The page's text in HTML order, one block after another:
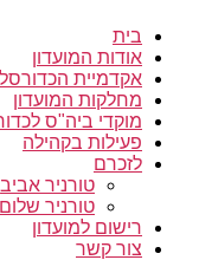
בית
אודות המועדון
אקדמיית הכדורסל
מחלקות המועדון
מוקדי ביה"ס
פעילות בקהילה
לזכרם
טורניר אביב
טורניר שלום
רישום למועדון
צור קשר